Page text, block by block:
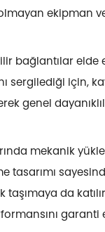
ekipman
bağlantılar elde
sergilediği için,
genel
mekanik
da
garanti